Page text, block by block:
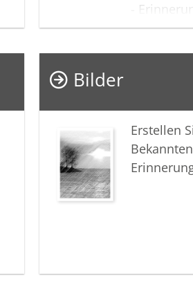
-
gehen
Alles,
Janin
Bilder
Erstellen